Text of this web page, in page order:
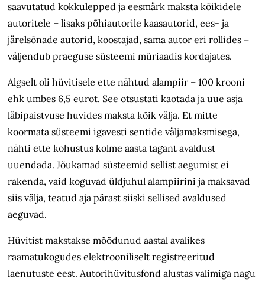
saavutatud kokku­lepped ja eesmärk maksta kõikidele
autoritele – lisaks põhiautorile kaasautorid, ees- ja
järelsõnade autorid, koostajad, sama autor eri rollides –
väljendub praeguse süsteemi müriaadis kordajates.
Algselt oli hüvitisele ette nähtud alampiir – 100 krooni
ehk umbes 6,5 eurot. See otsustati kaotada ja uue asja
läbipaistvuse huvides maksta kõik välja. Et mitte
koormata süsteemi igavesti sentide väljamaksmisega,
nähti ette kohustus kolme aasta tagant avaldust
uuendada. Jõukamad süsteemid sellist aegumist ei
rakenda, vaid koguvad üldjuhul alampiirini ja maksavad
siis välja, teatud aja pärast siiski sellised avaldused
aeguvad.
Hüvitist makstakse möödunud aastal avalikes
raamatukogudes elektrooniliselt registreeritud
laenutuste eest. Autorihüvitusfond alustas valimiga nagu